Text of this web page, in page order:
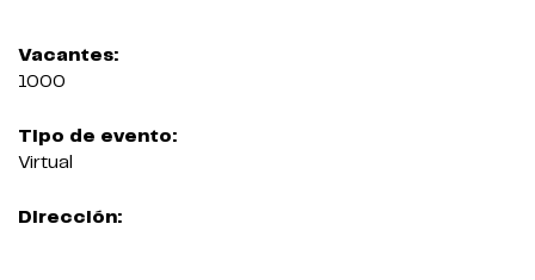
Vacantes:
1000
Tipo de evento:
Virtual
Dirección: